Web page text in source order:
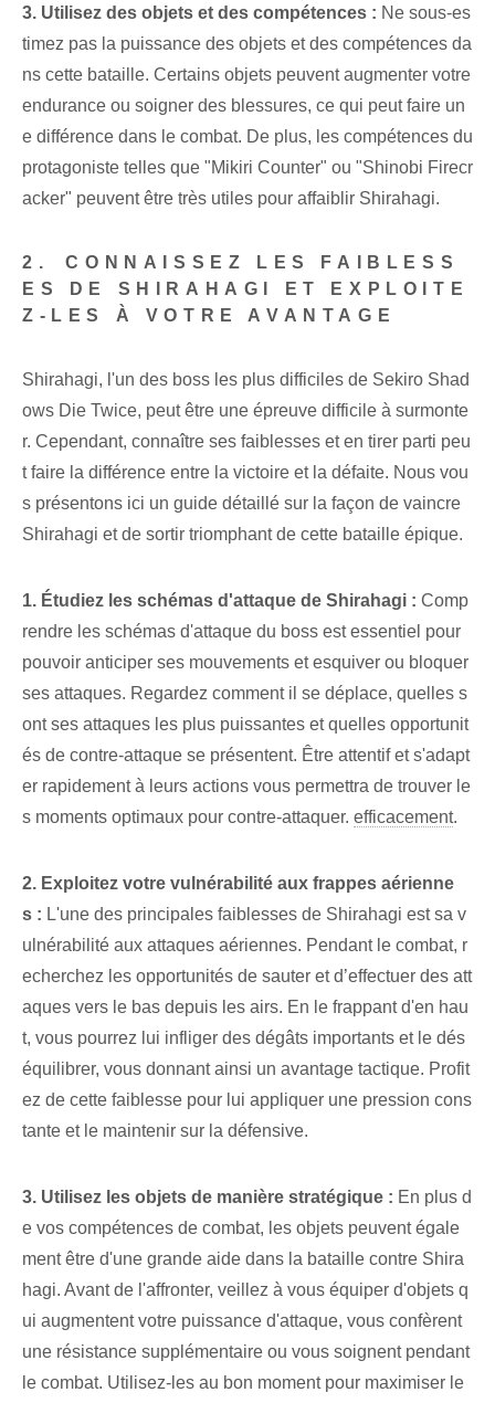
3. ⁤Utilisez des objets et des compétences : Ne sous-es
timez pas la puissance des objets et des compétences da
ns cette bataille. Certains objets peuvent augmenter votre
endurance ou soigner des blessures, ce qui peut faire un
e différence dans le combat. ⁣De plus, les compétences du
protagoniste telles que "Mikiri ⁤Counter" ou "Shinobi Firecr
acker" peuvent être très utiles pour affaiblir Shirahagi.
2. ⁤CONNAISSEZ LES FAIBLESS
ES DE SHIRAHAGI ET EXPLOITE
Z-LES À VOTRE AVANTAGE
Shirahagi, l'un des boss les plus difficiles de Sekiro Shad
ows ⁢Die⁢ Twice, peut être une épreuve difficile à surmonte
r. Cependant, connaître ses faiblesses et en tirer parti peu
t faire la différence entre la victoire et la défaite. Nous vou
s présentons ici un guide détaillé sur la façon de vaincre
Shirahagi et de sortir triomphant de cette bataille épique.
1. Étudiez les schémas d'attaque de Shirahagi : ⁢Comp
rendre les schémas d'attaque du boss est essentiel pour
pouvoir anticiper ses mouvements et esquiver ou ⁤bloquer
ses attaques. Regardez comment il se déplace, quelles s
ont ses attaques les plus puissantes et quelles opportunit
és de contre-attaque se présentent. Être attentif et s'adapt
er rapidement à leurs actions vous permettra de trouver le
s moments optimaux pour contre-attaquer. efficacement.
2. Exploitez votre vulnérabilité aux frappes aérienne
s : L'une des principales faiblesses de Shirahagi est sa v
ulnérabilité aux attaques aériennes. Pendant le combat, r
echerchez les opportunités de sauter et d’effectuer des att
aques vers le bas depuis les airs. En le frappant d'en hau
t, vous pourrez lui infliger des dégâts importants et le dés
équilibrer, vous donnant ainsi un avantage tactique. Profit
ez de cette faiblesse pour lui appliquer une pression cons
tante et le maintenir sur la défensive.
3. Utilisez les objets de manière stratégique : En plus d
e vos compétences de combat, les objets peuvent égale
ment être d'une grande aide dans la bataille contre Shira
hagi. Avant de l'affronter, veillez à vous équiper d'objets q
ui augmentent votre puissance d'attaque, vous confèrent
une résistance supplémentaire ou vous soignent pendant
le combat. Utilisez-les⁢ au bon moment pour maximiser le